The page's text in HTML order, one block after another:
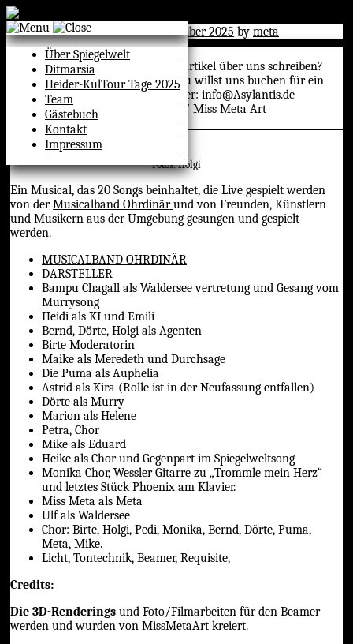
Skip
to
content
Über Spiegelwelt
Ditmarsia
Heider-KulTour Tage 2025
Team
Gästebuch
Kontakt
Impressum
Posted on16. April 202429. November 2025 by meta
Du willst für uns Werben? Einen Artikel über uns schreiben?
Ein Interview mit uns machen? Du willst uns buchen für ein
Event? Bitte kontaktiere mich unter: info@Asylantis.de
Ansprechpartner: Regina Wecker / Miss Meta Art
Fotos: Holgi
Ein Musical, das 20 Songs beinhaltet, die Live gespielt werden
von derMusicalband Ohrdinärund von Freunden, Künstlern
und Musikern aus der Umgebung gesungen und gespielt
werden.
MUSICALBAND OHRDINÄR
DARSTELLER
Bampu Chagall als Waldersee vertretung und Gesang vom
Murrysong
Heidi als KI und Emili
Bernd, Dörte, Holgi als Agenten
Birte Moderatorin
Maike als Meredeth und Durchsage
Die Puma als Auphelia
Astrid als Kira (Rolle ist in der Neufassung entfallen)
Dörte als Murry
Marion als Helene
Petra, Chor
Mike als Eduard
Heike als Chor und Gegenpart im Spiegelweltsong
Monika Chor, Wessler Gitarre zu „Trommle mein Herz“
und letztes Stück Phoenix am Klavier.
Miss Meta als Meta
Ulf als Waldersee
Chor: Birte, Holgi, Pedi, Monika, Bernd, Dörte, Puma,
Meta, Mike.
Licht, Tontechnik, Beamer, Requisite,
Credits:
Die 3D-Renderings und Foto/Filmarbeiten für den Beamer
werden und wurden von MissMetaArt kreiert.